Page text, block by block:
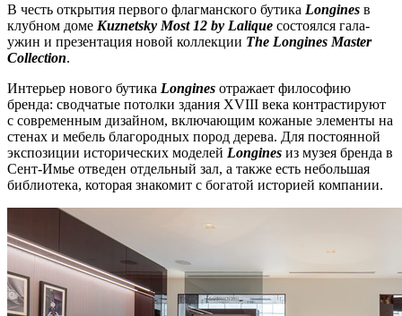
В честь открытия первого флагманского бутика Longines в
клубном доме Kuznetsky Most 12 by Lalique состоялся гала-
ужин и презентация новой коллекции The Longines Master
Collection.
Интерьер нового бутика Longines отражает философию
бренда: сводчатые потолки здания XVIII века контрастируют
с современным дизайном, включающим кожаные элементы на
стенах и мебель благородных пород дерева. Для постоянной
экспозиции исторических моделей Longines из музея бренда в
Сент-Имье отведен отдельный зал, а также есть небольшая
библиотека, которая знакомит с богатой историей компании.